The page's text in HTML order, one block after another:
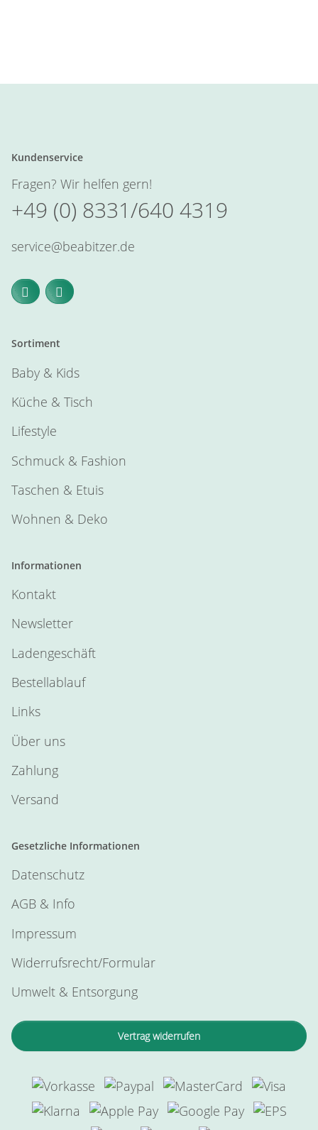
Kundenservice
Fragen? Wir helfen gern!
+49 (0) 8331/640 4319
service@beabitzer.de
Sortiment
Baby & Kids
Küche & Tisch
Lifestyle
Schmuck & Fashion
Taschen & Etuis
Wohnen & Deko
Informationen
Kontakt
Newsletter
Ladengeschäft
Bestellablauf
Links
Über uns
Zahlung
Versand
Gesetzliche Informationen
Datenschutz
AGB & Info
Impressum
Widerrufsrecht/Formular
Umwelt & Entsorgung
Vertrag widerrufen